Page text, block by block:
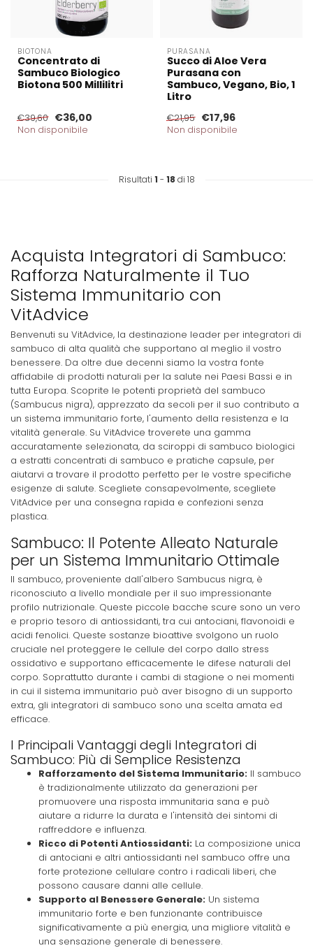
BIOTONA
Concentrato di
Sambuco Biologico
Biotona 500 Millilitri
€39,60 €36,00
Non disponibile
PURASANA
Succo di Aloe Vera
Purasana con
Sambuco, Vegano, Bio, 1
Litro
€21,95 €17,96
Non disponibile
Risultati 1 - 18 di 18
Acquista Integratori di Sambuco:
Rafforza Naturalmente il Tuo
Sistema Immunitario con
VitAdvice
Benvenuti su VitAdvice, la destinazione leader per integratori di
sambuco di alta qualità che supportano al meglio il vostro
benessere. Da oltre due decenni siamo la vostra fonte
affidabile di prodotti naturali per la salute nei Paesi Bassi e in
tutta Europa. Scoprite le potenti proprietà del sambuco
(Sambucus nigra), apprezzato da secoli per il suo contributo a
un sistema immunitario forte, l'aumento della resistenza e la
vitalità generale. Su VitAdvice troverete una gamma
accuratamente selezionata, da sciroppi di sambuco biologici
a estratti concentrati di sambuco e pratiche capsule, per
aiutarvi a trovare il prodotto perfetto per le vostre specifiche
esigenze di salute. Scegliete consapevolmente, scegliete
VitAdvice per una consegna rapida e confezioni senza
plastica.
Sambuco: Il Potente Alleato Naturale
per un Sistema Immunitario Ottimale
Il sambuco, proveniente dall'albero Sambucus nigra, è
riconosciuto a livello mondiale per il suo impressionante
profilo nutrizionale. Queste piccole bacche scure sono un vero
e proprio tesoro di antiossidanti, tra cui antociani, flavonoidi e
acidi fenolici. Queste sostanze bioattive svolgono un ruolo
cruciale nel proteggere le cellule del corpo dallo stress
ossidativo e supportano efficacemente le difese naturali del
corpo. Soprattutto durante i cambi di stagione o nei momenti
in cui il sistema immunitario può aver bisogno di un supporto
extra, gli integratori di sambuco sono una scelta amata ed
efficace.
I Principali Vantaggi degli Integratori di
Sambuco: Più di Semplice Resistenza
Rafforzamento del Sistema Immunitario: Il sambuco
è tradizionalmente utilizzato da generazioni per
promuovere una risposta immunitaria sana e può
aiutare a ridurre la durata e l'intensità dei sintomi di
raffreddore e influenza.
Ricco di Potenti Antiossidanti: La composizione unica
di antociani e altri antiossidanti nel sambuco offre una
forte protezione cellulare contro i radicali liberi, che
possono causare danni alle cellule.
Supporto al Benessere Generale: Un sistema
immunitario forte e ben funzionante contribuisce
significativamente a più energia, una migliore vitalità e
una sensazione generale di benessere.